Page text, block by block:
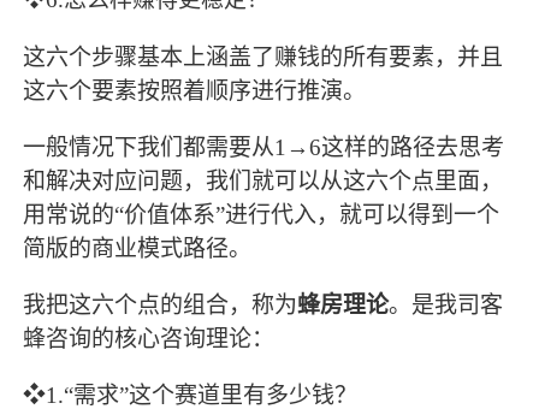
这六个步骤基本上涵盖了赚钱的所有要素，并且
这六个要素按照着顺序进行推演。
一般情况下我们都需要从1→6这样的路径去思考
和解决对应问题，我们就可以从这六个点里面，
用常说的“价值体系”进行代入，就可以得到一个
简版的商业模式路径。
我把这六个点的组合，称为蜂房理论。是我司客
蜂咨询的核心咨询理论：
❖1.“需求”这个赛道里有多少钱？